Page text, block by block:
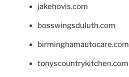
jakehovis.com
bosswingsduluth.com
birminghamautocare.com
tonyscountrykitchen.com